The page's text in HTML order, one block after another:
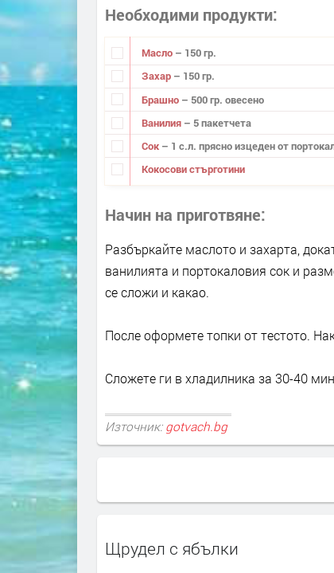
Необходими продукти
Масло – 150 гр.
Захар – 150 гр.
Брашно – 500 гр. овесено
Ванилия – 5 пакетчета
Сок – 1 с.л. прясно изцеден от
Кокосови стърготини
Начин на приготвяне
Разбъркайте маслото и захарта,
ванилията и портокаловия сок и
се сложи и какао.
После оформете топки от тестото.
Сложете ги в хладилника за 30-40
Източник: gotvach.bg
Щрудел с ябълки